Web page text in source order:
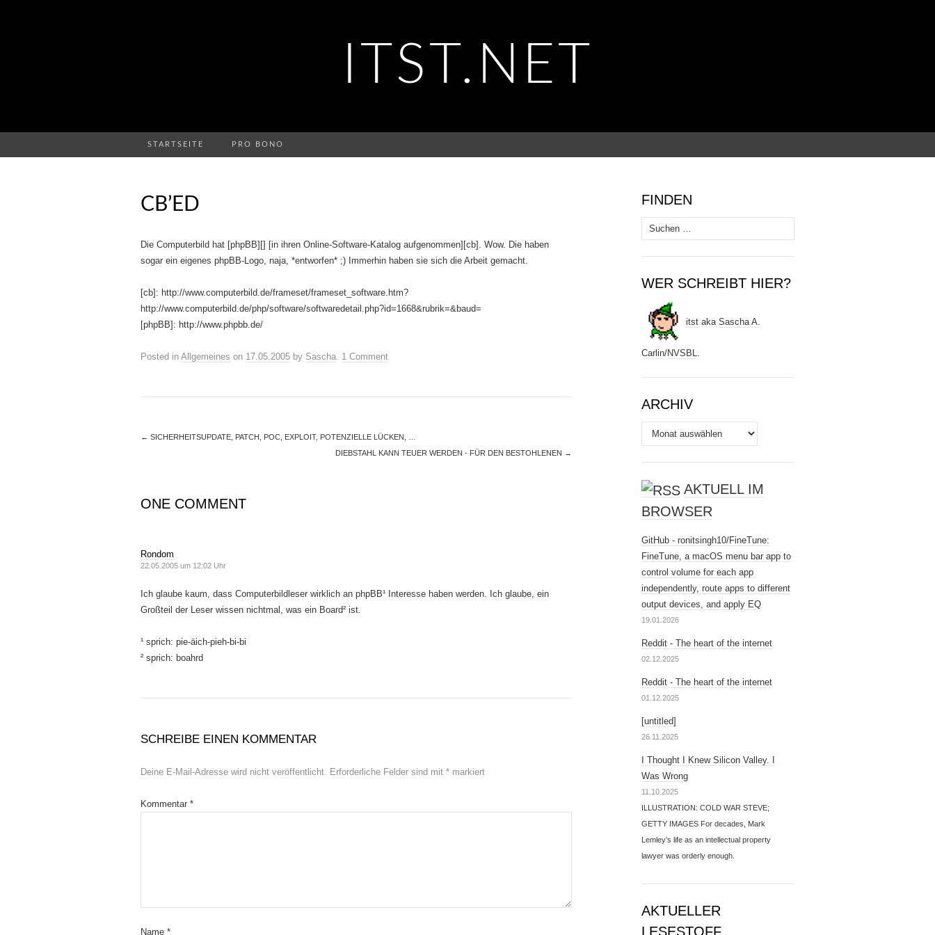
ITST.NET
STARTSEITE PRO BONO
nach:
CB’ED
Die Computerbild hat [phpBB][] [in ihren Online-Software-Katalog aufgenommen][cb]. Wow. Die haben
sogar ein eigenes phpBB-Logo, naja, *entworfen* ;) Immerhin haben sie sich die Arbeit gemacht.
[cb]: http://www.computerbild.de/frameset/frameset_software.htm?
http://www.computerbild.de/php/software/softwaredetail.php?id=1668&rubrik=&baud=
[phpBB]: http://www.phpbb.de/
Posted in Allgemeines on 17.05.2005 by Sascha. 1 Comment
← SICHERHEITSUPDATE, PATCH, POC, EXPLOIT, POTENZIELLE LÜCKEN, …
DIEBSTAHL KANN TEUER WERDEN - FÜR DEN BESTOHLENEN →
ONE COMMENT
Rondom
22.05.2005 um 12:02 Uhr
Ich glaube kaum, dass Computerbildleser wirklich an phpBB¹ Interesse haben werden. Ich glaube, ein
Großteil der Leser wissen nichtmal, was ein Board² ist.
¹ sprich: pie-äich-pieh-bi-bi
² sprich: boahrd
SCHREIBE EINEN KOMMENTAR
Deine E-Mail-Adresse wird nicht veröffentlicht. Erforderliche Felder sind mit * markiert
Kommentar *
Name *
FINDEN
Suchen
nach:
WER SCHREIBT HIER?
itst aka Sascha A.
Carlin/NVSBL.
ARCHIV
Archiv
AKTUELL IM
BROWSER
GitHub - ronitsingh10/FineTune:
FineTune, a macOS menu bar app to
control volume for each app
independently, route apps to different
output devices, and apply EQ
19.01.2026
Reddit - The heart of the internet
02.12.2025
Reddit - The heart of the internet
01.12.2025
[untitled]
26.11.2025
I Thought I Knew Silicon Valley. I
Was Wrong
11.10.2025
ILLUSTRATION: COLD WAR STEVE;
GETTY IMAGES For decades, Mark
Lemley’s life as an intellectual property
lawyer was orderly enough.
AKTUELLER
LESESTOFF